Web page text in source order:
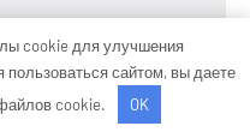
cookie для улучшения
сайтом, вы даете
cookie.
OK